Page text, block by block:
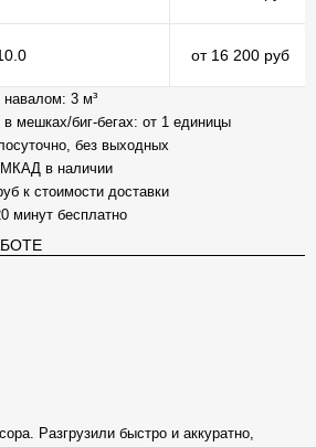
от 16 200 руб
3 м³
мешках/биг-бегах: от 1 единицы
без выходных
в наличии
к стоимости доставки
минут бесплатно
Разгрузили быстро и аккуратно,